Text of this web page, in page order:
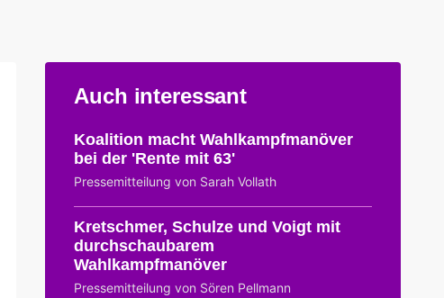
Auch interessant
Koalition macht Wahlkampfmanöver
bei der 'Rente mit 63'
Pressemitteilung von Sarah Vollath
Kretschmer, Schulze und Voigt mit
durchschaubarem
Wahlkampfmanöver
Pressemitteilung von Sören Pellmann